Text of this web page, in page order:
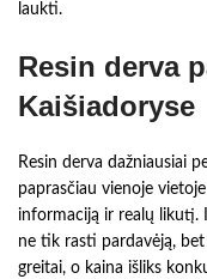
laukti.
Resin derva
Kaišiadoryse
Resin derva dažniausiai
paprasčiau vienoje
informaciją ir realų likutį.
ne tik rasti pardavėją,
greitai, o kaina išliks